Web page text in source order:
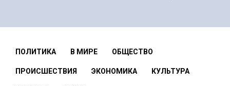
ПОЛИТИКА В МИРЕ ОБЩЕСТВО
ПРОИСШЕСТВИЯ ЭКОНОМИКА КУЛЬТУРА